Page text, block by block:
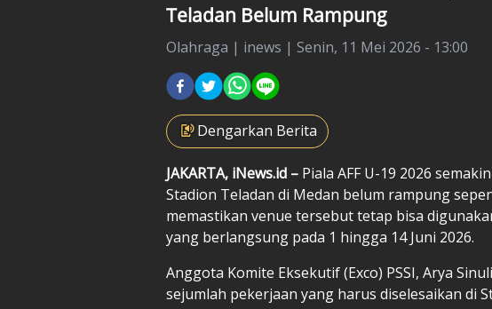
Teladan Belum Rampung
Olahraga | inews | Senin, 11 Mei 2026 - 13:00
Dengarkan Berita
JAKARTA, iNews.id – Piala AFF U-19 2026
Stadion Teladan di Medan belum rampung
memastikan venue tersebut tetap bisa
yang berlangsung pada 1 hingga 14 Juni 2026.
Anggota Komite Eksekutif (Exco) PSSI, Arya
sejumlah pekerjaan yang harus diselesaikan di